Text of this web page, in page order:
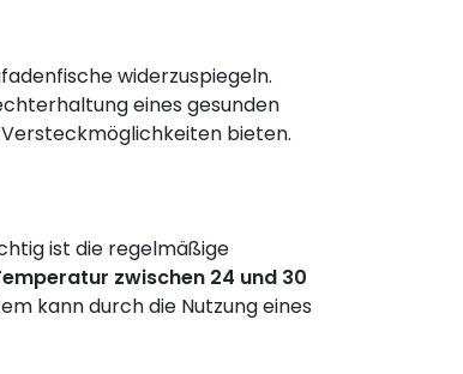
widerzuspiegeln.
eines gesunden
bieten.
ist die regelmäßige
zwischen 24 und 30
kann durch die Nutzung eines